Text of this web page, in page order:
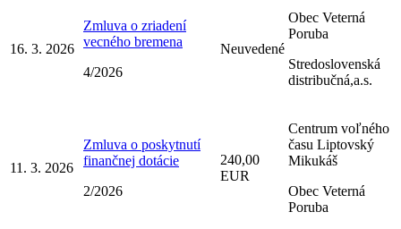
16. 3. 2026
Zmluva o zriadení
vecného bremena
4/2026
Neuvedené
Obec Veterná
Poruba
Stredoslovenská
distribučná,a.s.
11. 3. 2026
Zmluva o poskytnutí
finančnej dotácie
2/2026
240,00
EUR
Centrum voľného
času Liptovský
Mikukáš
Obec Veterná
Poruba